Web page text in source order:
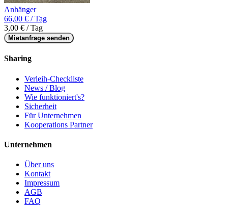
Anhänger
66,00 € / Tag
3,00 € / Tag
Mietanfrage senden
Sharing
Verleih-Checkliste
News / Blog
Wie funktioniert's?
Sicherheit
Für Unternehmen
Kooperations Partner
Unternehmen
Über uns
Kontakt
Impressum
AGB
FAQ